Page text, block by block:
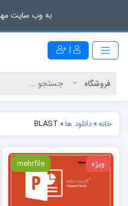
به وب سایت
|
خانه»دانلود ها»
BLAST
ویژه mehrfile